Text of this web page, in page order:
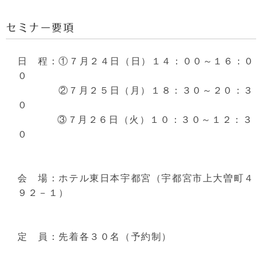
セミナー要項
日 程：①７月２４日（日）１４：００～１６：０
０
②７月２５日（月）１８：３０～２０：３
０
③７月２６日（火）１０：３０～１２：３
０
会 場：ホテル東日本宇都宮（宇都宮市上大曽町４
９２－１）
定 員：先着各３０名（予約制）